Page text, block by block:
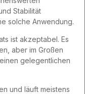
Stabilität
solche Anwendung.
ist akzeptabel. Es
aber im Großen
gelegentlichen
und läuft meistens